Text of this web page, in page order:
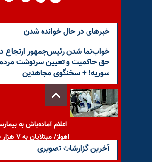
خبرهای در حال خوانده شدن
خواب‌نما شدن رئیس‌جمهور ارتجاع
حق حاکمیت و تعیین سرنوشت
سوریه! + سخنگوی مجاهدین
اعلام آماده‌باش به
اهواز/ مبتلایان
رسید
آخرین گزارشات تصویری